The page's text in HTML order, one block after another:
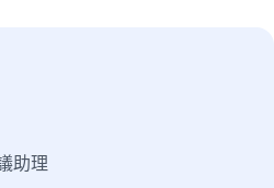
助理